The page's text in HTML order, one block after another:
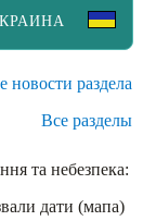
новости раздела
Все разделы
та небезпека:
дати (мапа)